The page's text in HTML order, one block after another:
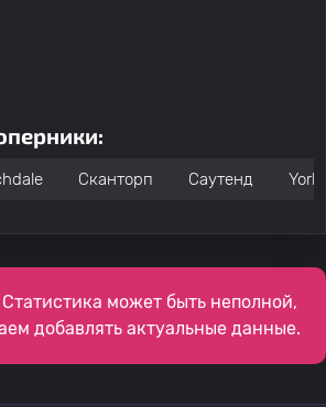
Сканторп Саутенд York
может быть неполной,
добавлять актуальные данные.